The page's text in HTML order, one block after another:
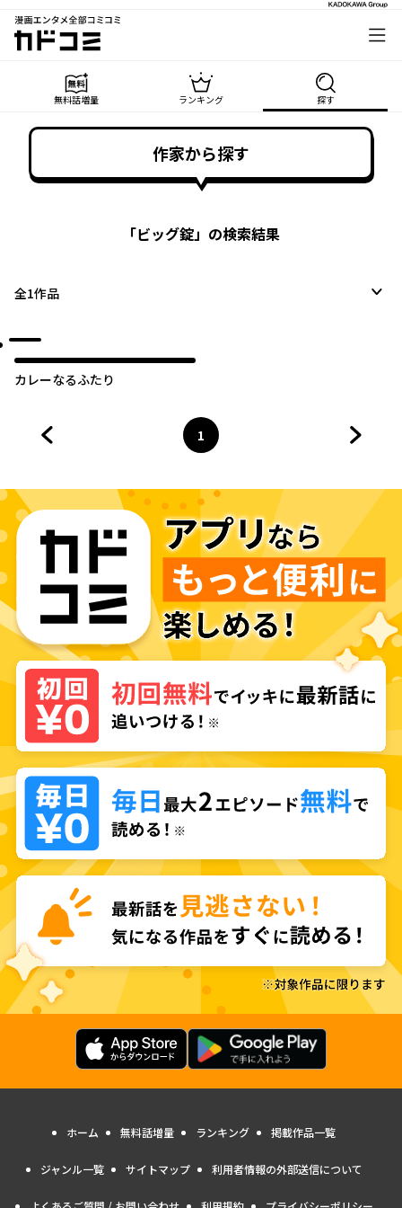
漫画エンタメ全部コミコミ
カドコミ
無料話増量 ランキング 探す
作家から探す
「ビッグ錠」の検索結果
全1作品
カレーなるふたり
ページ
1
へ
ホーム 無料話増量 ランキング 掲載作品一覧
ジャンル一覧 サイトマップ 利用者情報の外部送信について